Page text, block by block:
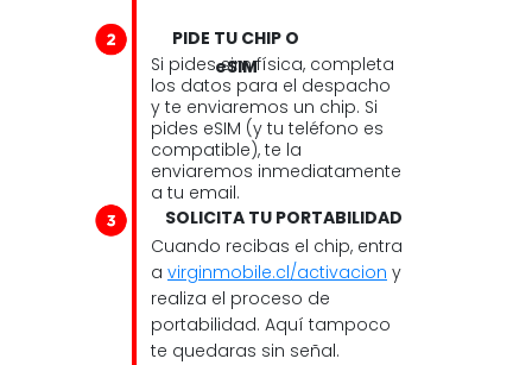
Si pides sim física, completa
los datos para el despacho
y te enviaremos un chip. Si
pides eSIM (y tu teléfono es
compatible), te la
enviaremos inmediatamente
a tu email.
SOLICITA TU PORTABILIDAD
Cuando recibas el chip, entra
a virginmobile.cl/activacion y
realiza el proceso de
portabilidad. Aquí tampoco
te quedaras sin señal.
PIDE TU CHIP O
eSIM